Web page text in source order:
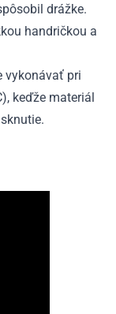
drážke.
handričkou a
vykonávať pri
keďže materiál